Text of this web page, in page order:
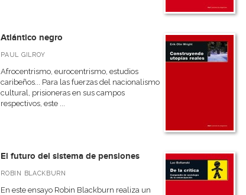
Atlántico negro
PAUL GILROY
Afrocentrismo, eurocentrismo, estudios
caribeños... Para las fuerzas del nacionalismo
cultural, prisioneras en sus campos
respectivos, este ...
El futuro del sistema de pensiones
ROBIN BLACKBURN
En este ensayo Robin Blackburn realiza un